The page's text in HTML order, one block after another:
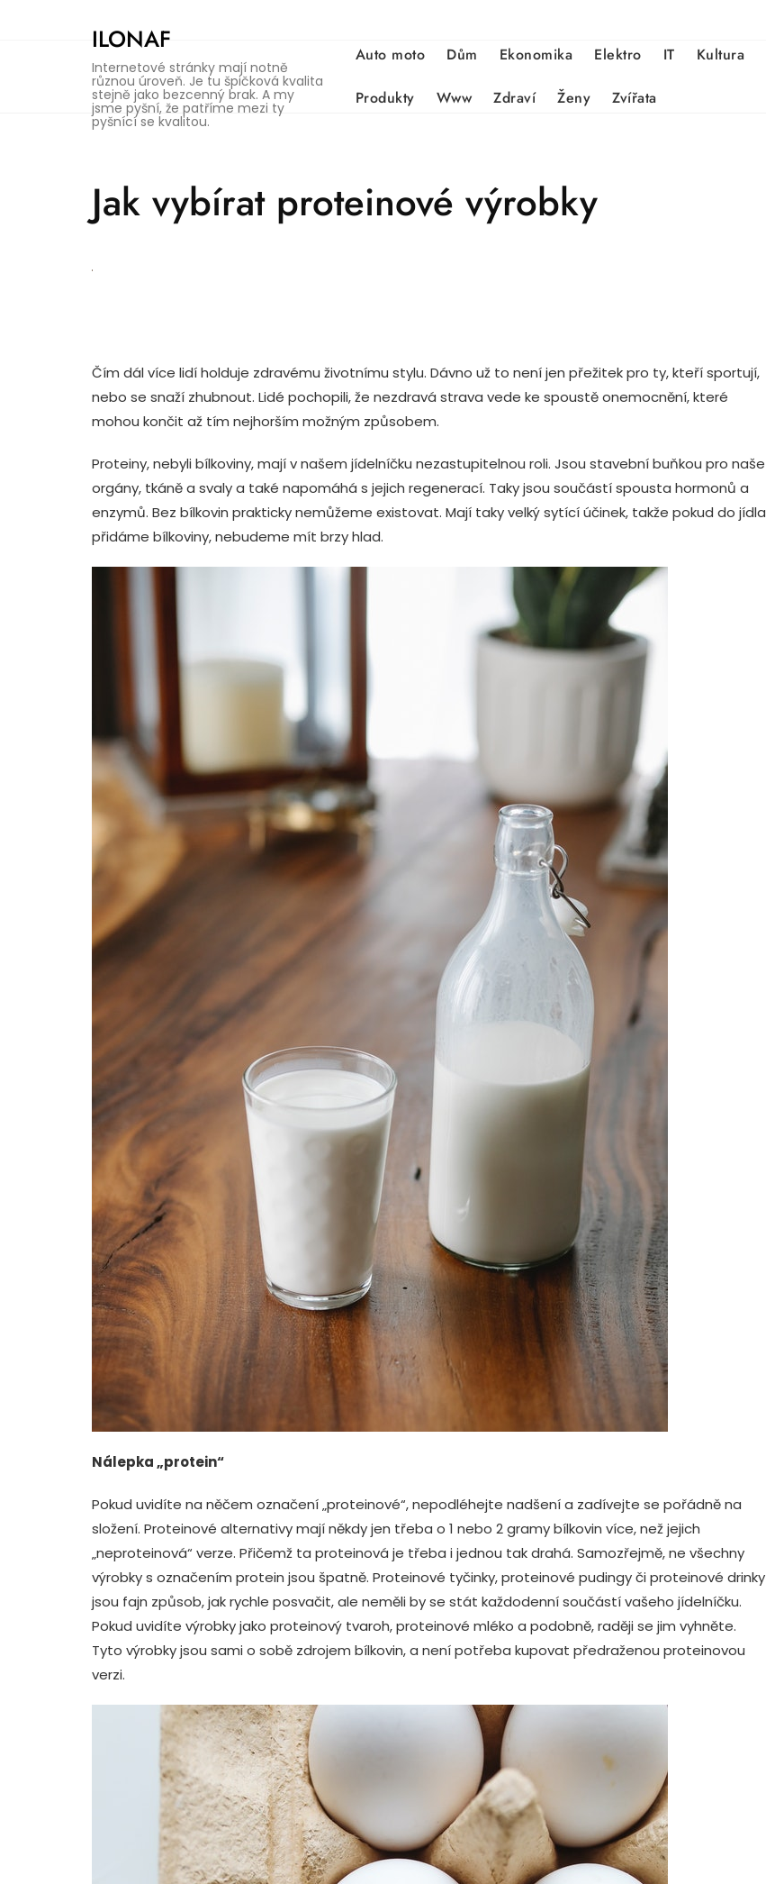
ILONAF
Internetové stránky mají notně
různou úroveň. Je tu špičková kvalita
stejně jako bezcenný brak. A my
jsme pyšní, že patříme mezi ty
pyšnící se kvalitou.
Auto moto Dům Ekonomika Elektro IT Kultura
Produkty Www Zdraví Ženy Zvířata
Jak vybírat proteinové výrobky
Čím dál více lidí holduje zdravému životnímu stylu. Dávno už to není jen přežitek pro ty, kteří sportují,
nebo se snaží zhubnout. Lidé pochopili, že nezdravá strava vede ke spoustě onemocnění, které
mohou končit až tím nejhorším možným způsobem.
Proteiny, nebyli bílkoviny, mají v našem jídelníčku nezastupitelnou roli. Jsou stavební buňkou pro naše
orgány, tkáně a svaly a také napomáhá s jejich regenerací. Taky jsou součástí spousta hormonů a
enzymů. Bez bílkovin prakticky nemůžeme existovat. Mají taky velký sytící účinek, takže pokud do jídla
přidáme bílkoviny, nebudeme mít brzy hlad.
Nálepka „protein“
Pokud uvidíte na něčem označení „proteinové“, nepodléhejte nadšení a zadívejte se pořádně na
složení. Proteinové alternativy mají někdy jen třeba o 1 nebo 2 gramy bílkovin více, než jejich
„neproteinová“ verze. Přičemž ta proteinová je třeba i jednou tak drahá. Samozřejmě, ne všechny
výrobky s označením protein jsou špatně. Proteinové tyčinky, proteinové pudingy či proteinové drinky
jsou fajn způsob, jak rychle posvačit, ale neměli by se stát každodenní součástí vašeho jídelníčku.
Pokud uvidíte výrobky jako proteinový tvaroh, proteinové mléko a podobně, raději se jim vyhněte.
Tyto výrobky jsou sami o sobě zdrojem bílkovin, a není potřeba kupovat předraženou proteinovou
verzi.